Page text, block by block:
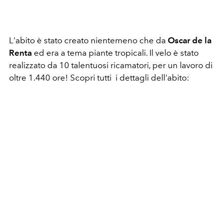
L'abito è stato creato nientemeno che da Oscar de la
Renta ed era a tema piante tropicali. Il velo è stato
realizzato da 10 talentuosi ricamatori, per un lavoro di
oltre 1.440 ore! Scopri tutti i dettagli dell'abito: